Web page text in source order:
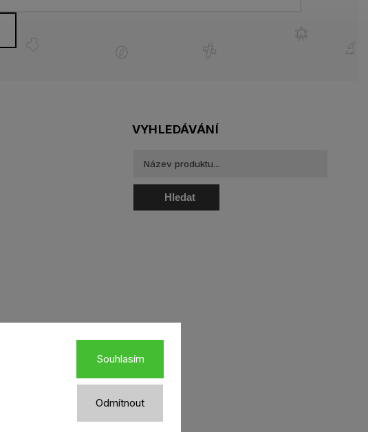
Odmítnout
Souhlasím
VYHLEDÁVÁNÍ
Hledat